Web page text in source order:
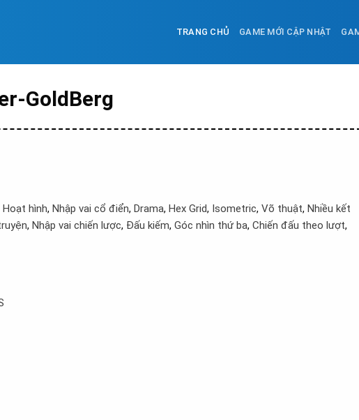
TRANG CHỦ GAME MỚI CẬP NHẬT
GoldBerg
Hoạt hình, Nhập vai cổ điển, Drama, Hex Grid, Isometric, Võ thuật, Nhiều kết
, Nhập vai chiến lược, Đấu kiếm, Góc nhìn thứ ba, Chiến đấu theo lượt,